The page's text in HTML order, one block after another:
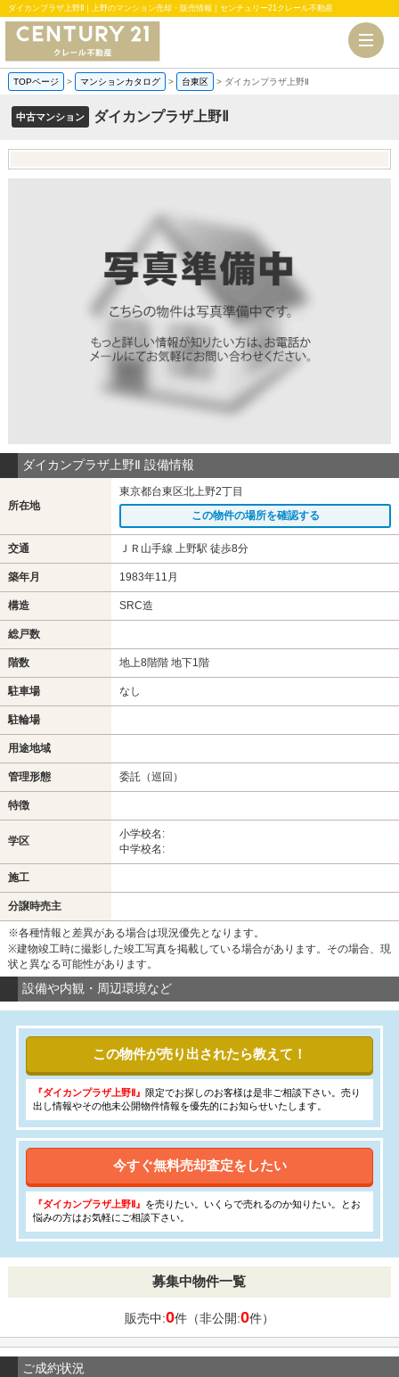
ダイカンプラザ上野Ⅱ｜上野のマンション売却・販売情報｜センチュリー21クレール不動産
TOPページ > マンションカタログ > 台東区 > ダイカンプラザ上野Ⅱ
中古マンション ダイカンプラザ上野Ⅱ
ダイカンプラザ上野Ⅱ 設備情報
所在地
東京都台東区北上野2丁目
この物件の場所を確認する
交通 ＪＲ山手線 上野駅 徒歩8分
築年月 1983年11月
構造 SRC造
総戸数
階数 地上8階階 地下1階
駐車場 なし
駐輪場
用途地域
管理形態 委託（巡回）
特徴
学区
小学校名:
中学校名:
施工
分譲時売主
※各種情報と差異がある場合は現況優先となります。
※建物竣工時に撮影した竣工写真を掲載している場合があります。その場合、現
状と異なる可能性があります。
設備や内観・周辺環境など
この物件が売り出されたら教えて！
『ダイカンプラザ上野Ⅱ』
限定でお探しのお客様は是非ご相談下さい。売り
出し情報やその他未公開物件情報を優先的にお知らせいたします。
今すぐ無料売却査定をしたい
『ダイカンプラザ上野Ⅱ』 を売りたい。いくらで売れるのか知りたい。とお
悩みの方はお気軽にご相談下さい。
募集中物件一覧
販売中:0件（非公開:0件）
ご成約状況